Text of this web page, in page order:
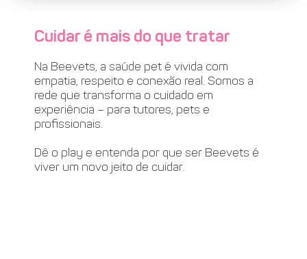
Cuidar é mais do que tratar
Na Beevets, a saúde pet é vivida com
empatia, respeito e conexão real. Somos a
rede que transforma o cuidado em
experiência – para tutores, pets e
profissionais.
Dê o play e entenda por que ser Beevets é
viver um novo jeito de cuidar.